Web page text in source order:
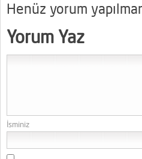
Henüz yorum
Yorum Yaz
İsminiz